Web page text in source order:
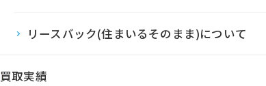
リースバック(住まいるそのまま)について
買取実績